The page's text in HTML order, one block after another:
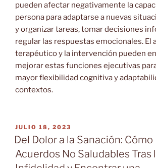
pueden afectar negativamente la
persona para adaptarse a nuevas
y organizar tareas, tomar decisiones
regular las respuestas emocionales. El
terapéutico y la intervención pueden
mejorar estas funciones ejecutivas
mayor flexibilidad cognitiva y
contextos.
PUBLICADO
EL
JULIO 18, 2023
Del Dolor a la Sanación: Cómo
Acuerdos No Saludables Tras